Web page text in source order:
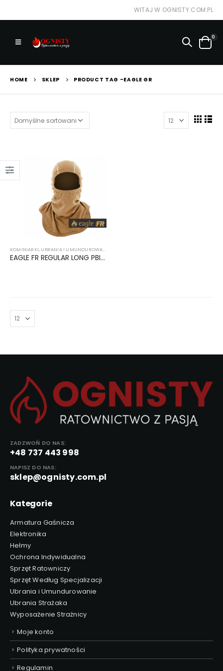
WITAJ W OGNISTY.COM.PL
0
HOME SKLEP PRODUCT TAG -EAGLE GR
KOMINIARKI, UBRANIA I UMUNDUROWANIE
EAGLE FR REGULAR LONG PBI Kominiarka strażacka
ZADZWOŃ DO NAS:
+48 737 443 998
NAPISZ DO NAS:
sklep@ognisty.com.pl
Kategorie
Armatura Gaśnicza
Elektronika
Hełmy
Ochrona Indywidualna
Sprzęt Ratowniczy
Sprzęt Według Specjalizacji
Ubrania i Umundurowanie
Ubrania Strażaka
Wyposażenie Strażnicy
Moje konto
Polityka prywatności
Regulamin